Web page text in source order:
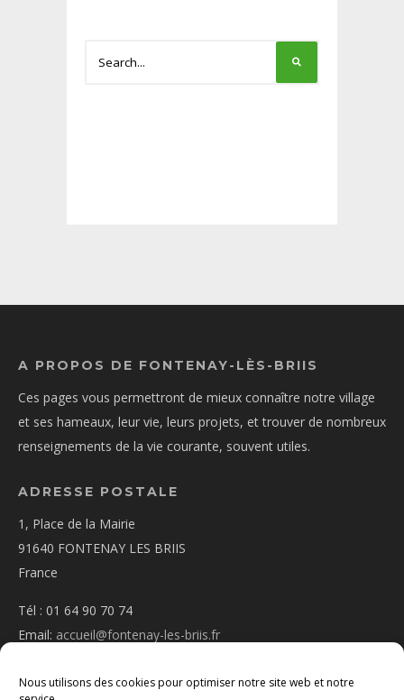
Nous utilisons des cookies pour optimiser notre site web et notre
A PROPOS DE FONTENAY-LÈS-BRIIS
Ces pages vous permettront de mieux connaître notre village
et ses hameaux, leur vie, leurs projets, et trouver de nombreux
renseignements de la vie courante, souvent utiles.
ADRESSE POSTALE
1, Place de la Mairie
91640 FONTENAY LES BRIIS
France
Tél : 01 64 90 70 74
Email: accueil@fontenay-les-briis.fr